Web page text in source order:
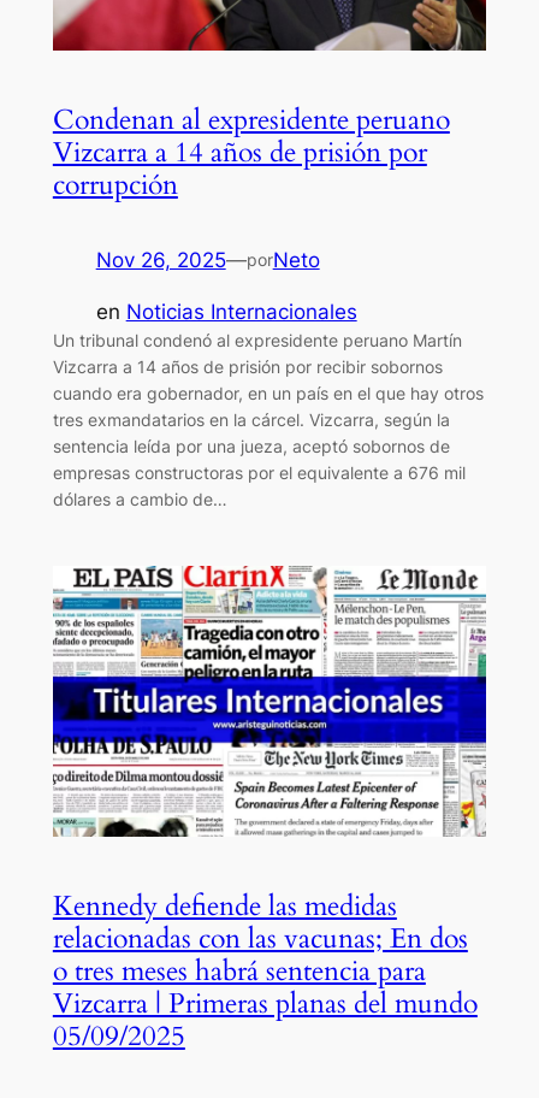
Condenan al expresidente peruano
Vizcarra a 14 años de prisión por
corrupción
Nov 26, 2025—porNeto
en Noticias Internacionales
Un tribunal condenó al expresidente peruano Martín
Vizcarra a 14 años de prisión por recibir sobornos
cuando era gobernador, en un país en el que hay otros
tres exmandatarios en la cárcel. Vizcarra, según la
sentencia leída por una jueza, aceptó sobornos de
empresas constructoras por el equivalente a 676 mil
dólares a cambio de…
Kennedy defiende las medidas
relacionadas con las vacunas; En dos
o tres meses habrá sentencia para
Vizcarra | Primeras planas del mundo
05/09/2025